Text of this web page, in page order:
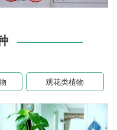
观花类植物